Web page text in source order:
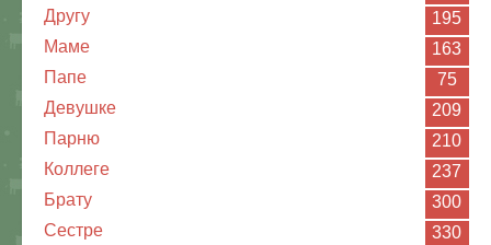
Другу
195
Маме
163
Папе
75
Девушке
209
Парню
210
Коллеге
237
Брату
300
Сестре
330